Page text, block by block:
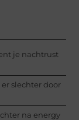
je nachtrust
slechter door
na energy